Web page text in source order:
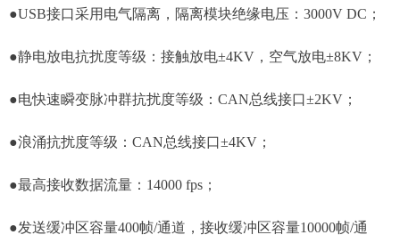
●USB接口采用电气隔离，隔离模块绝缘电压：3000V DC；
●静电放电抗扰度等级：接触放电±4KV，空气放电±8KV；
●电快速瞬变脉冲群抗扰度等级：CAN总线接口±2KV；
●浪涌抗扰度等级：CAN总线接口±4KV；
●最高接收数据流量：14000 fps；
●发送缓冲区容量400帧/通道，接收缓冲区容量10000帧/通